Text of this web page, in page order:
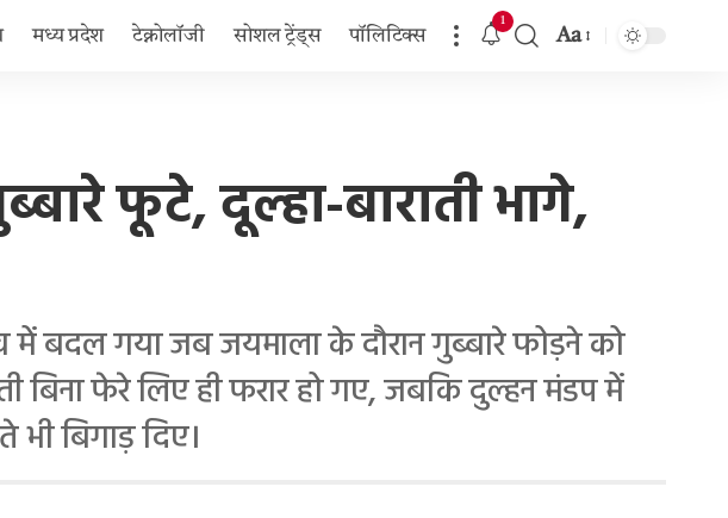
मध्य प्रदेश टेक्नोलॉजी सोशल ट्रेंड्स पॉलिटिक्स
1
Aa
फूटे, दूल्हा-बाराती भागे,
बदल गया जब जयमाला के दौरान गुब्बारे फोड़ने को
बिना फेरे लिए ही फरार हो गए, जबकि दुल्हन मंडप में
भी बिगाड़ दिए।